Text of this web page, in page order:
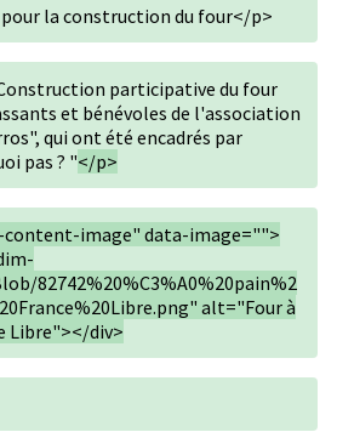
la construction du four</p>
participative du four
et bénévoles de l'association
qui ont été encadrés par
pas ? "</p>
content-image" data-image="">
82742%20%C3%A0%20pain%2
alt="Four à
Libre"></div>